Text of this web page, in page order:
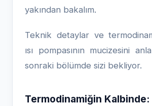
yakından bakalım.
Teknik detaylar ve
ısı pompasının mucizesini
sonraki bölümde sizi bekliyor.
Termodinamiğin Kalbinde: